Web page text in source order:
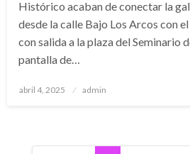
Histórico acaban de conectar la
desde la calle Bajo Los Arcos con
con salida a la plaza del Seminario
pantalla de…
Publicado
abril 4, 2025 admin
Navegación